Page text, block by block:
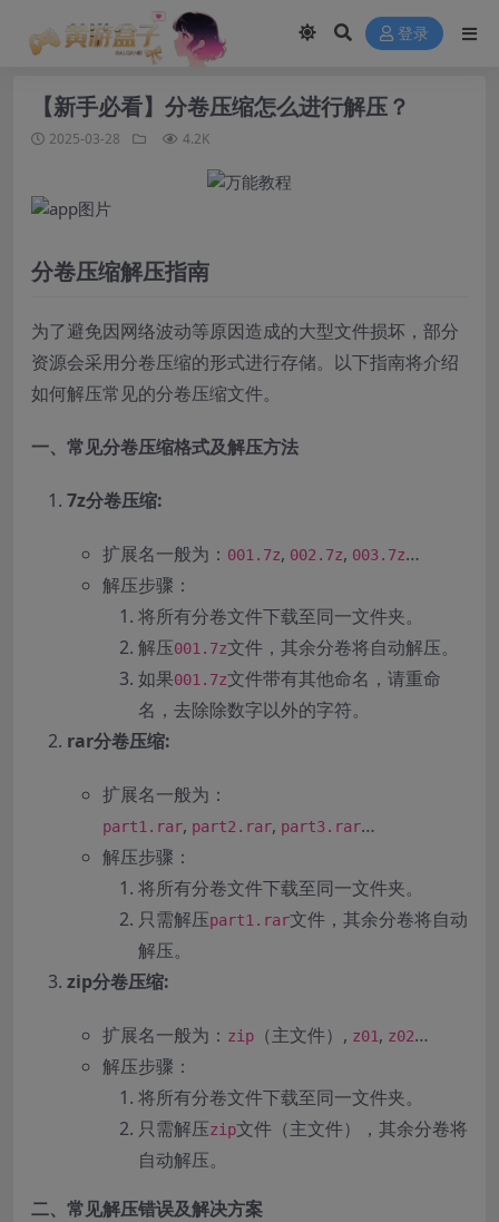
登录
【新手必看】分卷压缩怎么进行解压？
2025-03-28 4.2K
分卷压缩解压指南
为了避免因网络波动等原因造成的大型文件损坏，部分
资源会采用分卷压缩的形式进行存储。以下指南将介绍
如何解压常见的分卷压缩文件。
一、常见分卷压缩格式及解压方法
7z分卷压缩:
扩展名一般为： 001.7z, 002.7z, 003.7z…
解压步骤：
将所有分卷文件下载至同一文件夹。
解压001.7z文件，其余分卷将自动解压。
如果001.7z文件带有其他命名，请重命
名，去除除数字以外的字符。
rar分卷压缩:
扩展名一般为：
part1.rar, part2.rar, part3.rar…
解压步骤：
将所有分卷文件下载至同一文件夹。
只需解压part1.rar文件，其余分卷将自动
解压。
zip分卷压缩:
扩展名一般为： zip （主文件）, z01, z02…
解压步骤：
将所有分卷文件下载至同一文件夹。
只需解压zip文件（主文件），其余分卷将
自动解压。
二、常见解压错误及解决方案